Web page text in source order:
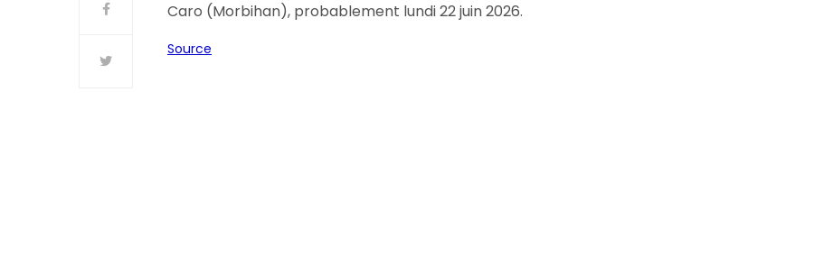
Caro (Morbihan), probablement lundi 22 juin 2026.
Source